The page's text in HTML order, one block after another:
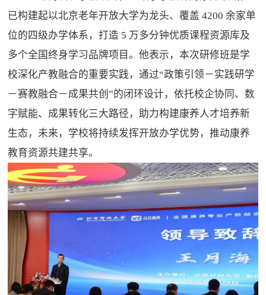
已构建起以北京老年开放大学为龙头、覆盖 4200 余家单
位的四级办学体系，打造 5 万多分钟优质课程资源库及
多个全国终身学习品牌项目。他表示，本次研修班是学
校深化产教融合的重要实践，通过“政策引领－实践研学
－赛教融合－成果共创”的闭环设计，依托校企协同、数
字赋能、成果转化三大路径，助力构建康养人才培养新
生态，未来，学校将持续发挥开放办学优势，推动康养
教育资源共建共享。